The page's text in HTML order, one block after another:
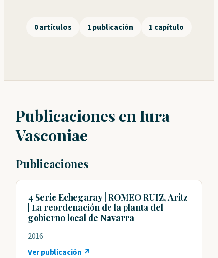
0 artículos 1 publicación 1 capítulo
Publicaciones en Iura
Vasconiae
Publicaciones
4 Serie Echegaray | ROMEO RUIZ, Aritz
| La reordenación de la planta del
gobierno local de Navarra
2016
Ver publicación ↗